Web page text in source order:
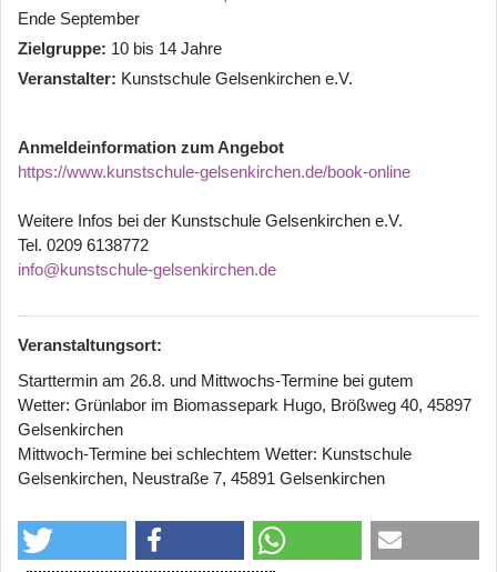
Ende September
Zielgruppe 10 bis 14 Jahre
Veranstalter Kunstschule Gelsenkirchen e.V.
Anmeldeinformation zum Angebot
https://www.kunstschule-gelsenkirchen.de/book-online
Weitere Infos bei der Kunstschule Gelsenkirchen e.V.
Tel. 0209 6138772
info@kunstschule-gelsenkirchen.de
Veranstaltungsort:
Starttermin am 26.8. und Mittwochs-Termine bei gutem
Wetter: Grünlabor im Biomassepark Hugo, Brößweg 40, 45897
Gelsenkirchen
Mittwoch-Termine bei schlechtem Wetter: Kunstschule
Gelsenkirchen, Neustraße 7, 45891 Gelsenkirchen